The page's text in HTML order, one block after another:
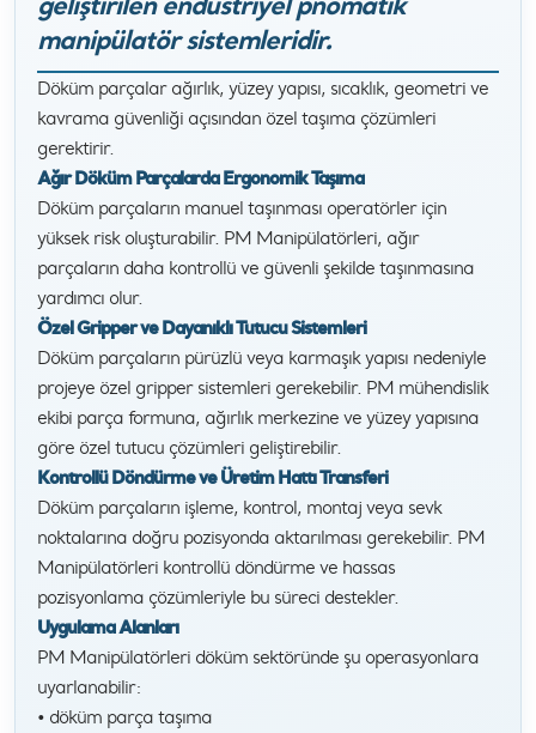
manipülatör sistemleridir.
Döküm parçalar ağırlık, yüzey yapısı, sıcaklık, geometri ve
kavrama güvenliği açısından özel taşıma çözümleri
gerektirir.
Ağır Döküm Parçalarda Ergonomik Taşıma
Döküm parçaların manuel taşınması operatörler için
yüksek risk oluşturabilir. PM Manipülatörleri, ağır
parçaların daha kontrollü ve güvenli şekilde taşınmasına
yardımcı olur.
Özel Gripper ve Dayanıklı Tutucu Sistemleri
Döküm parçaların pürüzlü veya karmaşık yapısı nedeniyle
projeye özel gripper sistemleri gerekebilir. PM mühendislik
ekibi parça formuna, ağırlık merkezine ve yüzey yapısına
göre özel tutucu çözümleri geliştirebilir.
Kontrollü Döndürme ve Üretim Hattı Transferi
Döküm parçaların işleme, kontrol, montaj veya sevk
noktalarına doğru pozisyonda aktarılması gerekebilir. PM
Manipülatörleri kontrollü döndürme ve hassas
pozisyonlama çözümleriyle bu süreci destekler.
Uygulama Alanları
PM Manipülatörleri döküm sektöründe şu operasyonlara
uyarlanabilir:
• döküm parça taşıma